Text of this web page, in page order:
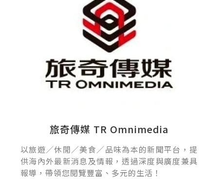
旅奇傳媒 TR Omnimedia
以旅遊／休閒／美食／品味為本的新聞平台，提
供海內外最新消息及情報，透過深度與廣度兼具
報導，帶領您閱覽豐富、多元的生活！